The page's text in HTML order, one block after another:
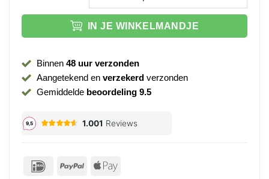
IN JE WINKELMANDJE
Binnen 48 uur verzonden
Aangetekend en verzekerdverzonden
Gemiddelde beoordeling 9.5
IDeal PayPal Apple